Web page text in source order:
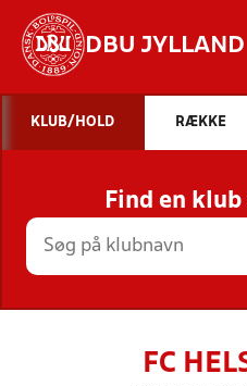
DBU JYLLAND
STILLINGER,
KLUB/HOLD RÆKKE
Find en
FC